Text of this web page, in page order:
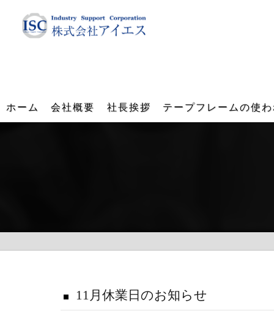
ホーム 会社概要 社長挨拶 テープフレームの使わ
11月休業日のお知らせ